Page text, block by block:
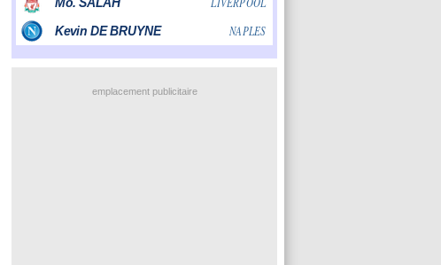
emplacement publicitaire